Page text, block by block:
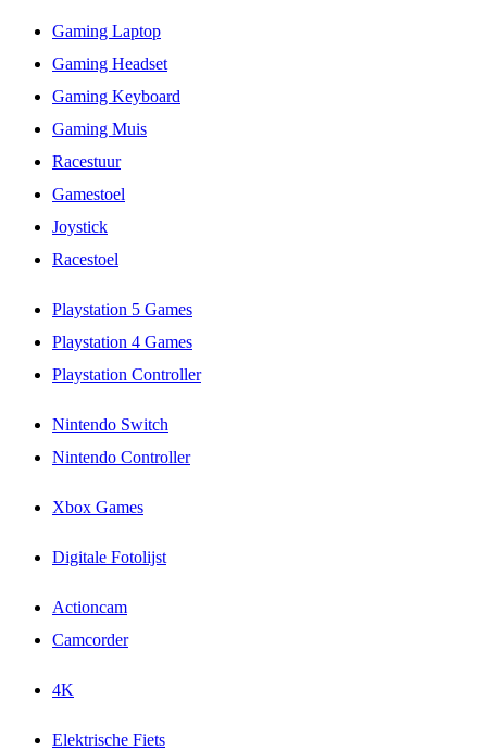
Gaming Laptop
Gaming Headset
Gaming Keyboard
Gaming Muis
Racestuur
Gamestoel
Joystick
Racestoel
Playstation 5 Games
Playstation 4 Games
Playstation Controller
Nintendo Switch
Nintendo Controller
Xbox Games
Digitale Fotolijst
Actioncam
Camcorder
4K
Elektrische Fiets